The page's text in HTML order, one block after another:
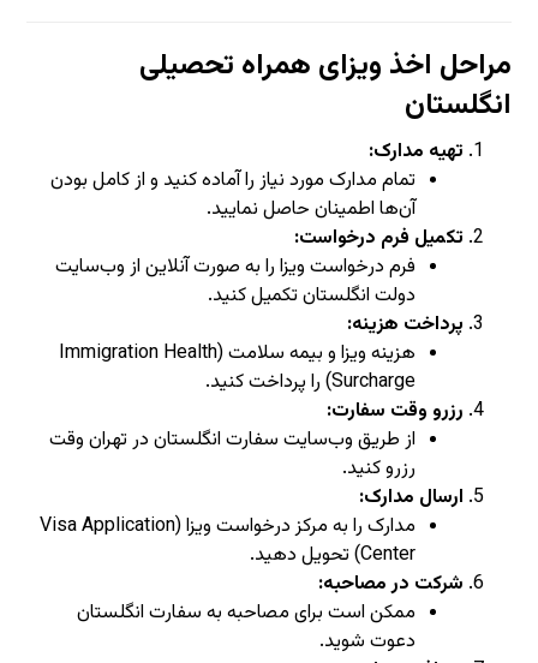
مراحل اخذ ویزای همراه تحصیلی
انگلستان
تهیه مدارک:
تمام مدارک مورد نیاز را آماده کنید و از کامل بودن
آن‌ها اطمینان حاصل نمایید.
تکمیل فرم درخواست:
فرم درخواست ویزا را به صورت آنلاین از وب‌سایت
دولت انگلستان تکمیل کنید.
پرداخت هزینه:
هزینه ویزا و بیمه سلامت (Immigration Health
Surcharge) را پرداخت کنید.
رزرو وقت سفارت:
از طریق وب‌سایت سفارت انگلستان در تهران وقت
رزرو کنید.
ارسال مدارک:
مدارک را به مرکز درخواست ویزا (Visa Application
Center) تحویل دهید.
شرکت در مصاحبه:
ممکن است برای مصاحبه به سفارت انگلستان
دعوت شوید.